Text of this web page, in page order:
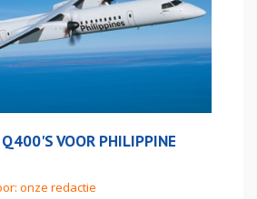
Q400'S VOOR PHILIPPINE
onze redactie